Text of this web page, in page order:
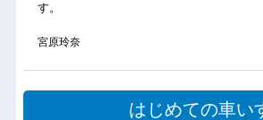
す。
宮原玲奈
はじめての車い